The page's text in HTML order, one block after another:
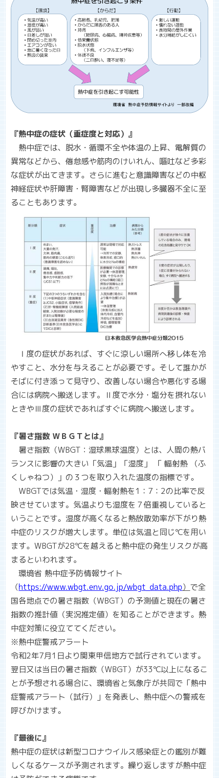
『熱中症の症状（重症度と対応）』
熱中症では、脱水・循環不全や体温の上昇、電解質の
異常などから、倦怠感や筋肉のけいれん、嘔吐など多彩
な症状が出てきます。さらに進むと意識障害などの中枢
神経症状や肝障害・腎障害などが出現し多臓器不全に至
ることもあります。
Ⅰ度の症状があれば、すぐに涼しい場所へ移し体を冷
やすこと、水分を与えることが必要です。そして誰かが
そばに付き添って見守り、改善しない場合や悪化する場
合には病院へ搬送します。Ⅱ度で水分・塩分を摂れない
ときやⅢ度の症状であればすぐに病院へ搬送します。
『暑さ指数 ＷＢＧＴとは』
暑さ指数（WBGT ：湿球黒球温度）とは、人間の熱バ
ランスに影響の大きい「気温」「湿度」 「 輻射熱 （ふ
くしゃねつ）」 の３つを取り入れた温度の指標です。
WBGTでは気温・湿度・輻射熱を1 ： 7 ： 2の比率で反
映させています。気温よりも湿度を７倍重視していると
いうことです。湿度が高くなると熱放散効率が下がり熱
中症のリスクが増大します。単位は気温と同じ℃を用い
ます。WBGTが28℃を越えると熱中症の発生リスクが高
まるといわれます。
環境省 熱中症予防情報サイト
（https://www.wbgt.env.go.jp/wbgt_data.php） で全
国各地点での暑さ指数（WBGT）の予測値と現在の暑さ
指数の推計値（実況推定値）を知ることができます。熱
中症対策に役立ててください。
※熱中症警戒アラート
令和2年7月1 日より関東甲信地方で試行されています。
翌日又は当日の暑さ指数（WBGT）が33℃以上になるこ
とが予想される場合に、環境省と気象庁が共同で「熱中
症警戒アラート（試行）」を発表し、熱中症への警戒を
呼びかけます。
『最後に』
熱中症の症状は新型コロナウイルス感染症との鑑別が難
しくなるケースが予測されます。繰り返しますが熱中症